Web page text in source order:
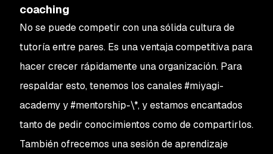
coaching
No se puede competir con una sólida cultura de
tutoría entre pares. Es una ventaja competitiva para
hacer crecer rápidamente una organización. Para
respaldar esto, tenemos los canales #miyagi-
academy y #mentorship-\*, y estamos encantados
tanto de pedir conocimientos como de compartirlos.
También ofrecemos una sesión de aprendizaje